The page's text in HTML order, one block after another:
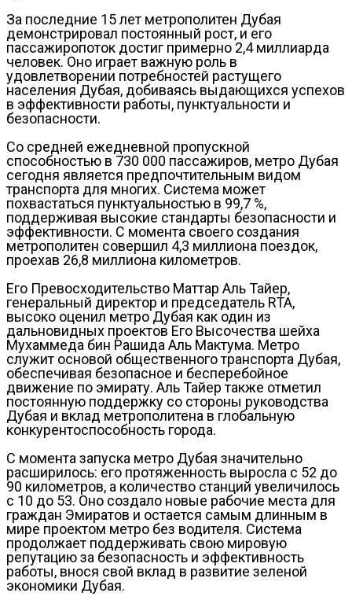
За последние 15 лет метрополитен Дубая
демонстрировал постоянный рост, и его
пассажиропоток достиг примерно 2,4 миллиарда
человек. Оно играет важную роль в
удовлетворении потребностей растущего
населения Дубая, добиваясь выдающихся успехов
в эффективности работы, пунктуальности и
безопасности.
Со средней ежедневной пропускной
способностью в 730 000 пассажиров, метро Дубая
сегодня является предпочтительным видом
транспорта для многих. Система может
похвастаться пунктуальностью в 99,7 %,
поддерживая высокие стандарты безопасности и
эффективности. С момента своего создания
метрополитен совершил 4,3 миллиона поездок,
проехав 26,8 миллиона километров.
Его Превосходительство Маттар Аль Тайер,
генеральный директор и председатель RTA,
высоко оценил метро Дубая как один из
дальновидных проектов Его Высочества шейха
Мухаммеда бин Рашида Аль Мактума. Метро
служит основой общественного транспорта Дубая,
обеспечивая безопасное и бесперебойное
движение по эмирату. Аль Тайер также отметил
постоянную поддержку со стороны руководства
Дубая и вклад метрополитена в глобальную
конкурентоспособность города.
С момента запуска метро Дубая значительно
расширилось: его протяженность выросла с 52 до
90 километров, а количество станций увеличилось
с 10 до 53. Оно создало новые рабочие места для
граждан Эмиратов и остается самым длинным в
мире проектом метро без водителя. Система
продолжает поддерживать свою мировую
репутацию за безопасность и эффективность
работы, внося свой вклад в развитие зеленой
экономики Дубая.